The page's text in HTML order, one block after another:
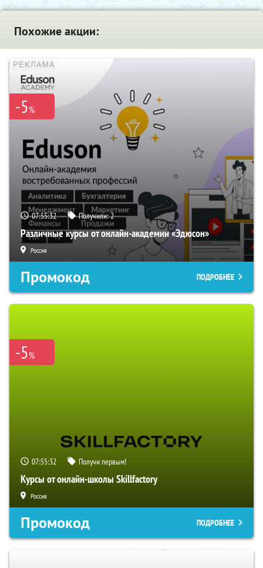
Похожие акции:
-5%
07:55:31 Получили:2
Различные курсы от онлайн-академии «Эдюсон»
Россия
Промокод ПОДРОБНЕЕ
-5%
07:55:31 Получи первым!
Курсы от онлайн-школы Skillfactory
Россия
Промокод ПОДРОБНЕЕ